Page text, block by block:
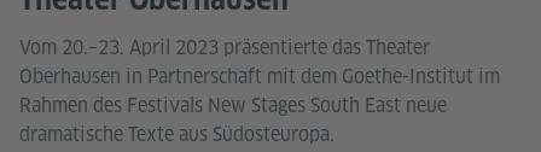
Vom 20.–23. April 2023 präsentierte das Theater
Oberhausen in Partnerschaft mit dem Goethe-Institut im
Rahmen des Festivals New Stages South East neue
dramatische Texte aus Südosteuropa.